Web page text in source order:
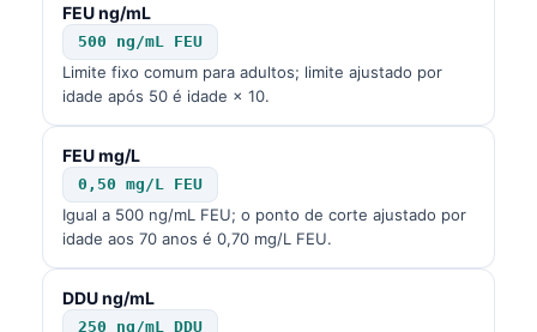
FEU ng/mL
500 ng/mL FEU
Limite fixo comum para adultos; limite ajustado por
idade após 50 é idade × 10.
FEU mg/L
0,50 mg/L FEU
Igual a 500 ng/mL FEU; o ponto de corte ajustado por
idade aos 70 anos é 0,70 mg/L FEU.
DDU ng/mL
250 ng/mL DDU